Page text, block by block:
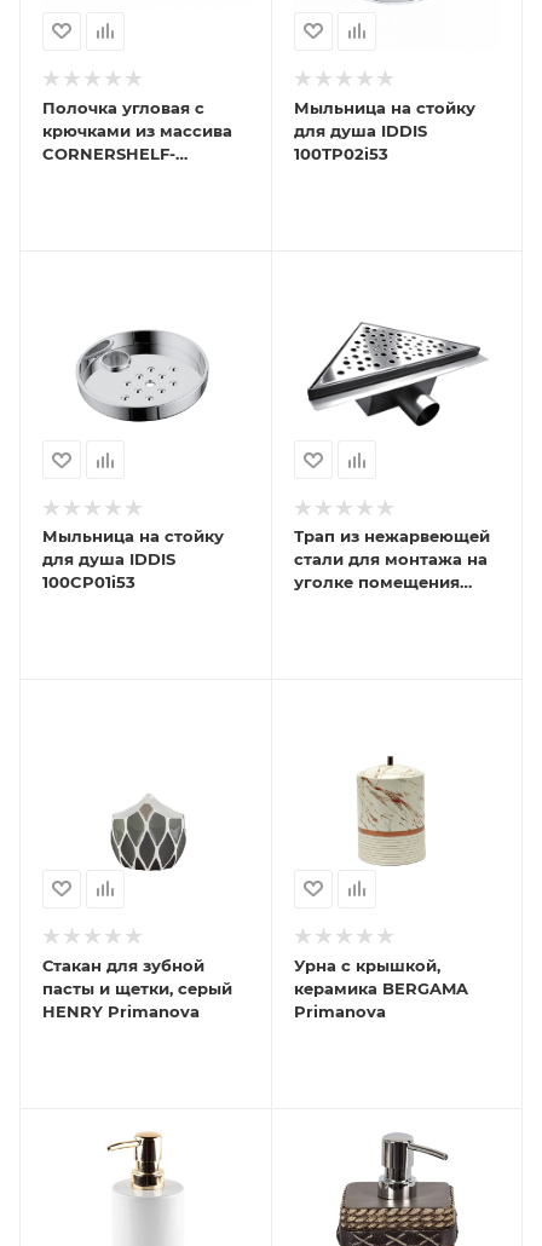
Полочка угловая с
крючками из массива
CORNERSHELF-
Мыльница на стойку
для душа IDDIS
100TP02i53
Мыльница на стойку
для душа IDDIS
100CP01i53
Трап из нежарвеющей
стали для монтажа на
уголке помещения
Стакан для зубной
пасты и щетки, серый
HENRY Primanova
Урна с крышкой,
керамика BERGAMA
Primanova